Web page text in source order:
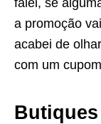
falei, se
a promoção
acabei de
com um